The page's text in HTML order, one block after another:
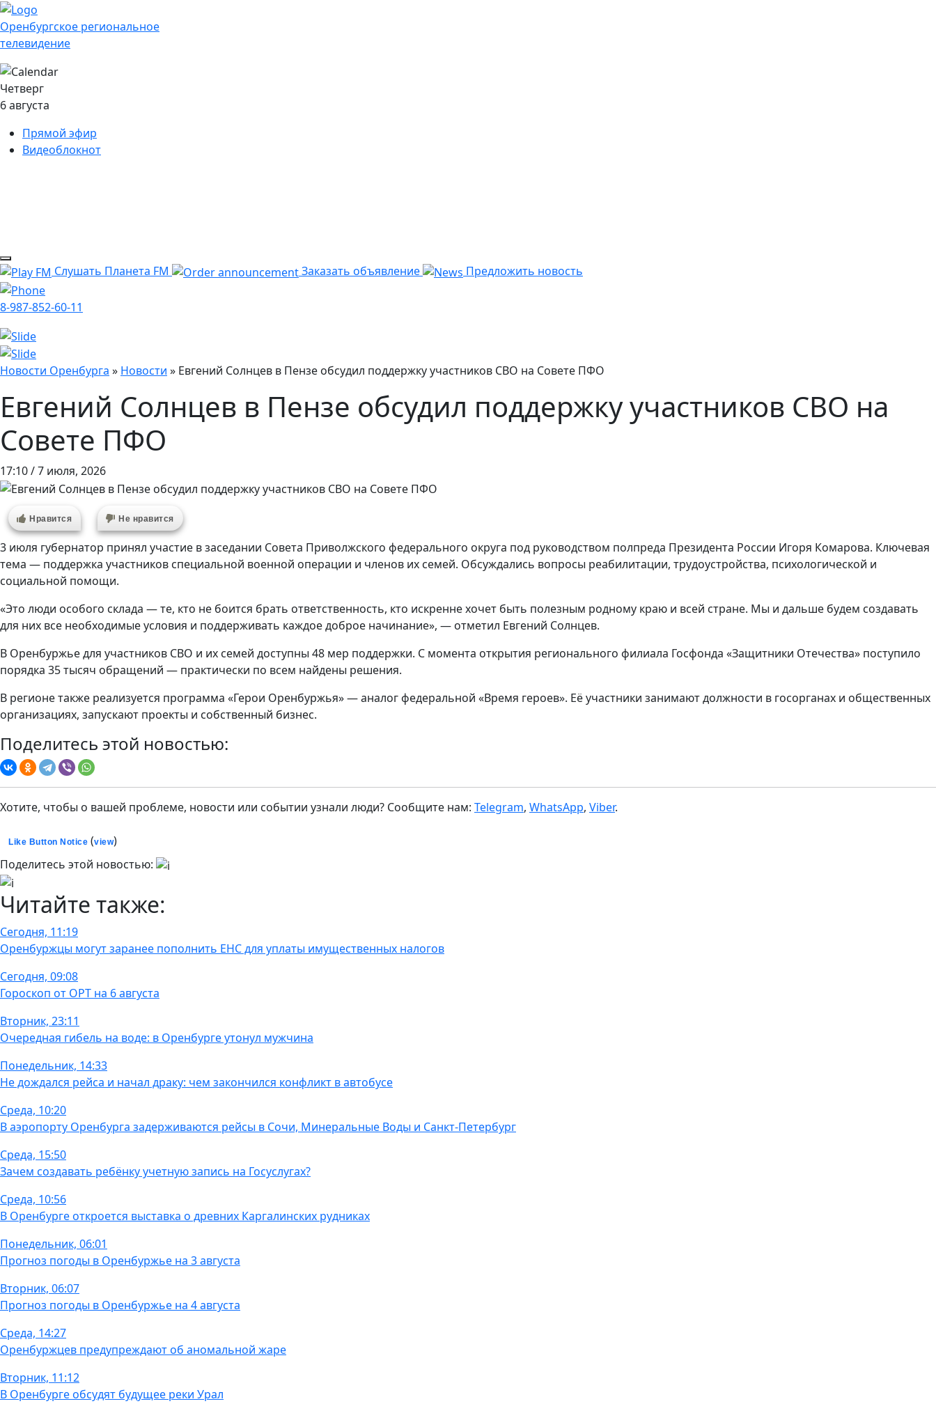
Оренбургское региональное
телевидение
Четверг
6 августа
Прямой эфир
Видеоблокнот
Слушать Планета FM Заказать объявление Предложить новость
8-987-852-60-11
Новости Оренбурга » Новости » Евгений Солнцев в Пензе обсудил поддержку участников СВО на Совете ПФО
Евгений Солнцев в Пензе обсудил поддержку участников СВО на
Совете ПФО
17:10 / 7 июля, 2026
Нравится Не нравится
3 июля губернатор принял участие в заседании Совета Приволжского федерального округа под руководством полпреда Президента России Игоря Комарова. Ключевая
тема — поддержка участников специальной военной операции и членов их семей. Обсуждались вопросы реабилитации, трудоустройства, психологической и
социальной помощи.
«Это люди особого склада — те, кто не боится брать ответственность, кто искренне хочет быть полезным родному краю и всей стране. Мы и дальше будем создавать
для них все необходимые условия и поддерживать каждое доброе начинание», — отметил Евгений Солнцев.
В Оренбуржье для участников СВО и их семей доступны 48 мер поддержки. С момента открытия регионального филиала Госфонда «Защитники Отечества» поступило
порядка 35 тысяч обращений — практически по всем найдены решения.
В регионе также реализуется программа «Герои Оренбуржья» — аналог федеральной «Время героев». Её участники занимают должности в госорганах и общественных
организациях, запускают проекты и собственный бизнес.
Поделитесь этой новостью:
Хотите, чтобы о вашей проблеме, новости или событии узнали люди? Сообщите нам: Telegram, WhatsApp, Viber.
Like Button Notice (view)
Поделитесь этой новостью:
Читайте также:
Сегодня, 11:19
Оренбуржцы могут заранее пополнить ЕНС для уплаты имущественных налогов
Сегодня, 09:08
Гороскоп от ОРТ на 6 августа
Вторник, 23:11
Очередная гибель на воде: в Оренбурге утонул мужчина
Понедельник, 14:33
Не дождался рейса и начал драку: чем закончился конфликт в автобусе
Среда, 10:20
В аэропорту Оренбурга задерживаются рейсы в Сочи, Минеральные Воды и Санкт-Петербург
Среда, 15:50
Зачем создавать ребёнку учетную запись на Госуслугах?
Среда, 10:56
В Оренбурге откроется выставка о древних Каргалинских рудниках
Понедельник, 06:01
Прогноз погоды в Оренбуржье на 3 августа
Вторник, 06:07
Прогноз погоды в Оренбуржье на 4 августа
Среда, 14:27
Оренбуржцев предупреждают об аномальной жаре
Вторник, 11:12
В Оренбурге обсудят будущее реки Урал